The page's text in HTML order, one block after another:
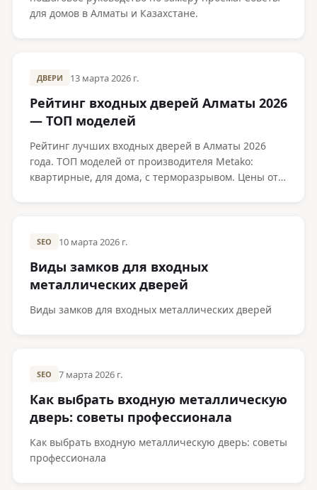
для домов в Алматы и Казахстане.
ДВЕРИ 13 марта 2026 г.
Рейтинг входных дверей Алматы 2026
— ТОП моделей
Рейтинг лучших входных дверей в Алматы 2026
года. ТОП моделей от производителя Metako:
квартирные, для дома, с терморазрывом. Цены от
SEO 10 марта 2026 г.
Виды замков для входных
металлических дверей
Виды замков для входных металлических дверей
SEO 7 марта 2026 г.
Как выбрать входную металлическую
дверь: советы профессионала
Как выбрать входную металлическую дверь: советы
профессионала